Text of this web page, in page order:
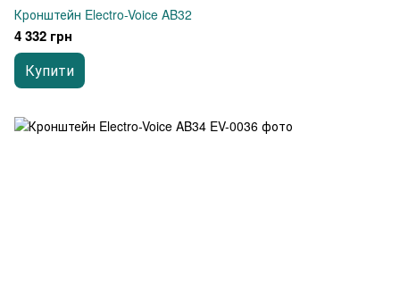
Кронштейн Electro-Voice AB32
4 332 грн
Купити